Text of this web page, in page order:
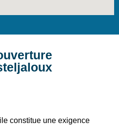
constitue une exigence